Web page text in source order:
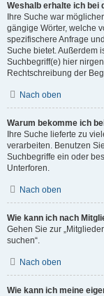
Weshalb erhalte ich bei
Ihre Suche war
gängige Wörter, welche
spezifischere Anfrage
Suche bietet. Außerdem
Suchbegriff(e) hier
Rechtschreibung der
Nach oben
Warum bekomme ich
Ihre Suche lieferte zu
verarbeiten. Benutzen
Suchbegriffe ein oder
Unterforen.
Nach oben
Wie kann ich nach
Gehen Sie zur
suchen“.
Nach oben
Wie kann ich meine